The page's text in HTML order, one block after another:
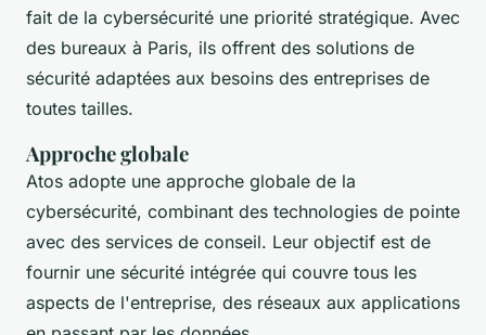
fait de la cybersécurité une priorité stratégique. Avec
des bureaux à Paris, ils offrent des solutions de
sécurité adaptées aux besoins des entreprises de
toutes tailles.
Approche globale
Atos adopte une approche globale de la
cybersécurité, combinant des technologies de pointe
avec des services de conseil. Leur objectif est de
fournir une sécurité intégrée qui couvre tous les
aspects de l'entreprise, des réseaux aux applications